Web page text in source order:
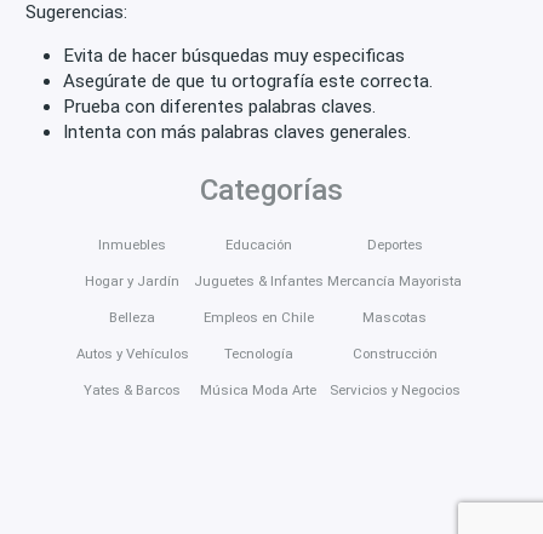
Sugerencias:
Evita de hacer búsquedas muy especificas
Asegúrate de que tu ortografía este correcta.
Prueba con diferentes palabras claves.
Intenta con más palabras claves generales.
Categorías
Inmuebles
Hogar y Jardín
Belleza
Autos y Vehículos
Yates & Barcos
Educación
Juguetes & Infantes
Empleos en Chile
Tecnología
Música Moda Arte
Deportes
Mercancía Mayorista
Mascotas
Construcción
Servicios y Negocios